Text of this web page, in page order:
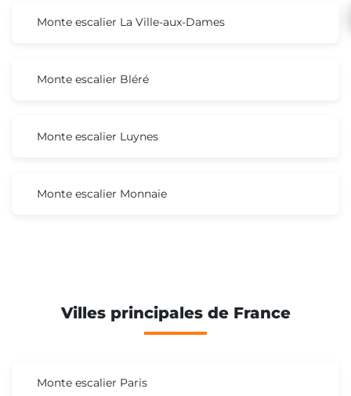
Monte escalier La Ville-aux-Dames
Monte escalier Bléré
Monte escalier Luynes
Monte escalier Monnaie
Villes principales de France
Monte escalier Paris